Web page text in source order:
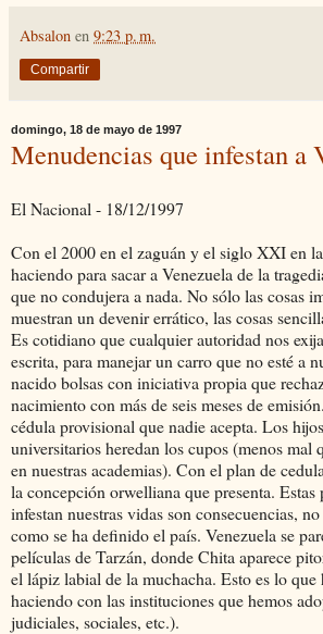
Absalon en 9:23 p. m.
Compartir
domingo, 18 de mayo de 1997
Menudencias que infestan a
El Nacional - 18/12/1997
Con el 2000 en el zaguán y el siglo XXI en
haciendo para sacar a Venezuela de la
que no condujera a nada. No sólo las cosas
muestran un devenir errático, las cosas
Es cotidiano que cualquier autoridad nos
escrita, para manejar un carro que no esté a
nacido bolsas con iniciativa propia que
nacimiento con más de seis meses de
cédula provisional que nadie acepta. Los
universitarios heredan los cupos (menos mal
en nuestras academias). Con el plan de
la concepción orwelliana que presenta. Estas
infestan nuestras vidas son consecuencias,
como se ha definido el país. Venezuela se
películas de Tarzán, donde Chita aparece
el lápiz labial de la muchacha. Esto es lo que
haciendo con las instituciones que hemos
judiciales, sociales, etc.).